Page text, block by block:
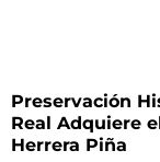
Preservación
Real Adquiere
Herrera Piña